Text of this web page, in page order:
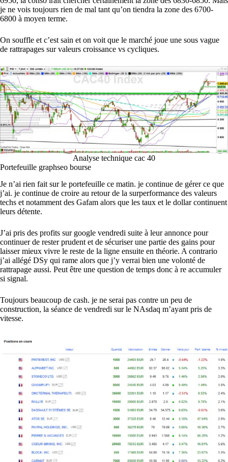
je ne vois toujours rien de mal tant qu’on tiendra la zone des 6700-
6800 à moyen terme.
On souffle et c’est sain et on voit que le marché joue une sous vague
de rattrapages sur valeurs croissance vs cycliques.
Analyse technique cac 40
Portefeuille graphseo bourse
Je n’ai rien fait sur le portefeuille ce matin. je continue de gérer ce que
j’ai. je continue de croire au retour de la surperformance des valeurs
techs et notamment des Gafam alors que les taux et le dollar continuent
leurs détente.
J’ai pris des profits sur google vendredi suite à leur annonce pour
continuer de rester prudent et de sécuriser une partie des gains pour
laisser mieux vivre le reste de la ligne ensuite en théorie. A contrario
j’ai allégé DSy qui rame alors que j’y verrai bien une volonté de
rattrapage aussi. Peut être une question de temps donc à re accumuler
si signal.
Toujours beaucoup de cash. je ne serai pas contre un peu de
construction, la séance de vendredi sur le NAsdaq m’ayant pris de
vitesse.